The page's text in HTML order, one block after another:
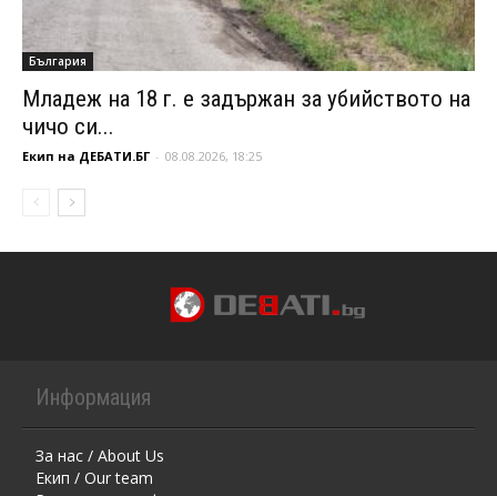
България
Младеж на 18 г. е задържан за убийството на
чичо си...
Екип на ДЕБАТИ.БГ - 08.08.2026, 18:25
Информация
За нас / About Us
Екип / Our team